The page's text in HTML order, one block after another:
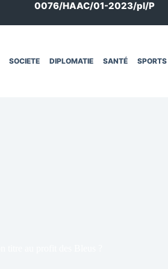
0076/HAAC/01-2023/pl/P
SOCIETE DIPLOMATIE SANTÉ SPORTS